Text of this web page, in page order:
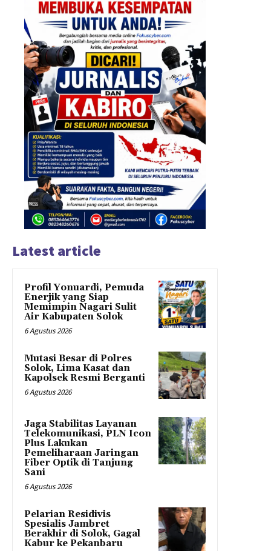
Latest article
Profil Yonuardi, Pemuda
Enerjik yang Siap
Memimpin Nagari Sulit
Air Kabupaten Solok
6 Agustus 2026
Mutasi Besar di Polres
Solok, Lima Kasat dan
Kapolsek Resmi Berganti
6 Agustus 2026
Jaga Stabilitas Layanan
Telekomunikasi, PLN Icon
Plus Lakukan
Pemeliharaan Jaringan
Fiber Optik di Tanjung
Sani
6 Agustus 2026
Pelarian Residivis
Spesialis Jambret
Berakhir di Solok, Gagal
Kabur ke Pekanbaru